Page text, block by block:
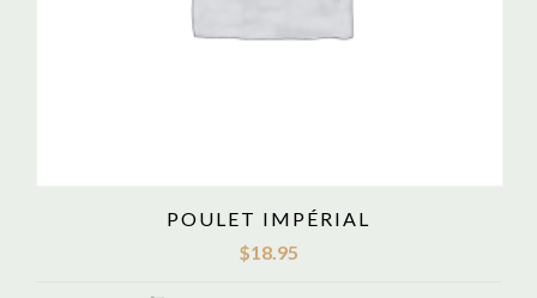
POULET IMPÉRIAL
$18.95